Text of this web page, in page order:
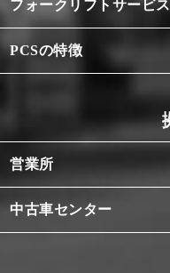
フォークリフトサービス
PCSの特徴
営業所
中古車センター